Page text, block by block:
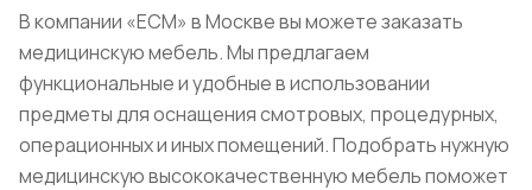
В компании «ЕСМ» в Москве вы можете заказать
медицинскую мебель. Мы предлагаем
функциональные и удобные в использовании
предметы для оснащения смотровых, процедурных,
операционных и иных помещений. Подобрать нужную
медицинскую высококачественную мебель поможет